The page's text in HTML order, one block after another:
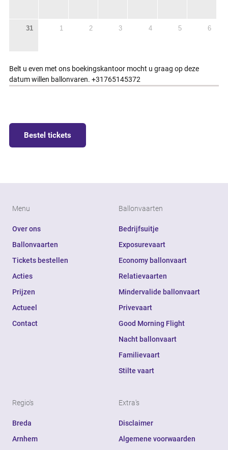
31 1 2 3 4 5 6
Belt u even met ons boekingskantoor mocht u graag op deze
datum willen ballonvaren. +31765145372
Bestel tickets
Menu
Over ons
Ballonvaarten
Tickets bestellen
Acties
Prijzen
Actueel
Contact
Ballonvaarten
Bedrijfsuitje
Exposurevaart
Economy ballonvaart
Relatievaarten
Mindervalide ballonvaart
Privevaart
Good Morning Flight
Nacht ballonvaart
Familievaart
Stilte vaart
Regio's
Breda
Arnhem
Extra's
Disclaimer
Algemene voorwaarden